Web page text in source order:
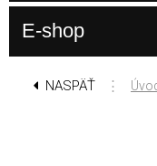
E-shop
NASPÄŤ ⋮